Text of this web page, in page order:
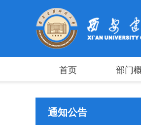
首页 部门
通知公告